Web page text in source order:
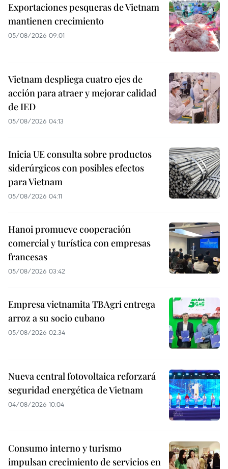
Exportaciones pesqueras de Vietnam
mantienen crecimiento
05/08/2026 09:01
Vietnam despliega cuatro ejes de
acción para atraer y mejorar calidad
de IED
05/08/2026 04:13
Inicia UE consulta sobre productos
siderúrgicos con posibles efectos
para Vietnam
05/08/2026 04:11
Hanoi promueve cooperación
comercial y turística con empresas
francesas
05/08/2026 03:42
Empresa vietnamita TBAgri entrega
arroz a su socio cubano
05/08/2026 02:34
Nueva central fotovoltaica reforzará
seguridad energética de Vietnam
04/08/2026 10:04
Consumo interno y turismo
impulsan crecimiento de servicios en